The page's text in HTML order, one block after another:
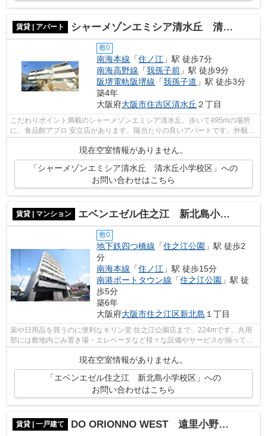
賃貸 | アパート シャーメゾンエミシア清水丘 清水丘小学校区
敷0
南海本線 「住ノ江 」駅 徒歩7分
南海高野線 「我孫子前 」駅 徒歩9分
阪堺電軌阪堺線 「我孫子道 」駅 徒歩3分
築4年
大阪府大阪市住吉区清水丘 ２丁目
こだわりポイント満載のシャーメゾンエミシア清水丘。歩いて495mの場所
に、食品館アプロ 安立店があります。陽当たりの良いアパートです。外観タ
イル張りは耐久性に優れ、管理の手間も...
現在空室情報がありません。
「シャーメゾンエミシア清水丘 清水丘小学校区」への
お問い合わせはこちら
賃貸 | マンション エベンエゼル住之江 新北島小学校区
敷0
地下鉄四つ橋線 「住之江公園 」駅 徒歩2
分
南海本線 「住ノ江 」駅 徒歩15分
南港ポートタウン線 「住之江公園 」駅 徒
歩5分
築6年
大阪府大阪市住之江区新北島 １丁目
薬や日用品を買うのに便利なキリン堂 住之江公園店まで、224mです。共用
部には敷地内ごみ置き場・エレベータなど様々な設備やサービスが揃ってい
現在空室情報がありません。
「エベンエゼル住之江 新北島小学校区」への
お問い合わせはこちら
賃貸 | 一戸建て DO ORIONNO WEST 遠里小野小学校区